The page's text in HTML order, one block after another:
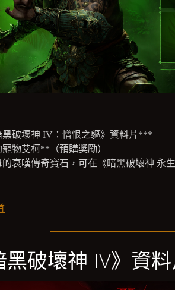
黑破壞神 IV：憎恨之軀》資料片***
寵物艾柯**（預購獎勵）
的哀嘆傳奇寶石，可在《暗黑破壞神 永
黑破壞神 IV》資